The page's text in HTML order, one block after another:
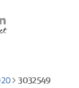
chevron_right3032549